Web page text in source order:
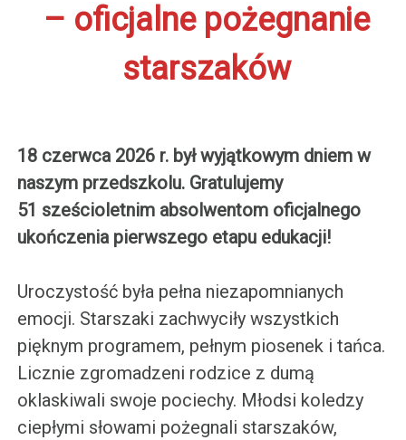
– oficjalne pożegnanie
starszaków
18 czerwca 2026 r. był wyjątkowym dniem w
naszym przedszkolu. Gratulujemy
51 sześcioletnim absolwentom oficjalnego
ukończenia pierwszego etapu edukacji!
Uroczystość była pełna niezapomnianych
emocji. Starszaki zachwyciły wszystkich
pięknym programem, pełnym piosenek i tańca.
Licznie zgromadzeni rodzice z dumą
oklaskiwali swoje pociechy. Młodsi koledzy
ciepłymi słowami pożegnali starszaków,